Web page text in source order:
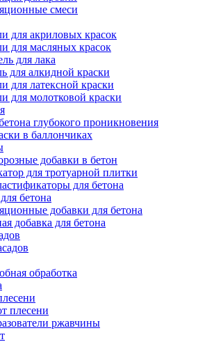
смеси
для акриловых красок
для масляных красок
для лака
для алкидной краски
для латексной краски
для молотковой краски
глубокого проникновения
в баллончиках
добавки в бетон
для тротуарной плитки
для бетона
бетона
добавки для бетона
добавка для бетона
обработка
плесени
ржавчины